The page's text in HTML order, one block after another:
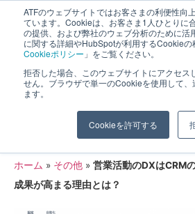
ATFのウェブサイトではお客さまの利便性向
ています。Cookieは、お客さま1人ひとりに
の提供、および弊社のウェブ分析のために
に関する詳細やHubSpotが利用するCookieの
Cookieポリシー 」をご覧ください。
拒否した場合、このウェブサイトにアクセス
せん。ブラウザで単一のCookieを使用して、
ます。
Cookieを許可する
長野県長野市・松本市ウェブ制作事業部 コンサ
営業活動のDXはCRMの
で営業成果が高まる理由
ホーム » その他 » 営業活動のDXはCRM
成果が高まる理由とは？